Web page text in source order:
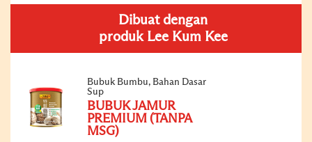
Dibuat dengan
produk Lee Kum Kee
Bubuk Bumbu, Bahan Dasar
Sup
BUBUK JAMUR
PREMIUM (TANPA
MSG)